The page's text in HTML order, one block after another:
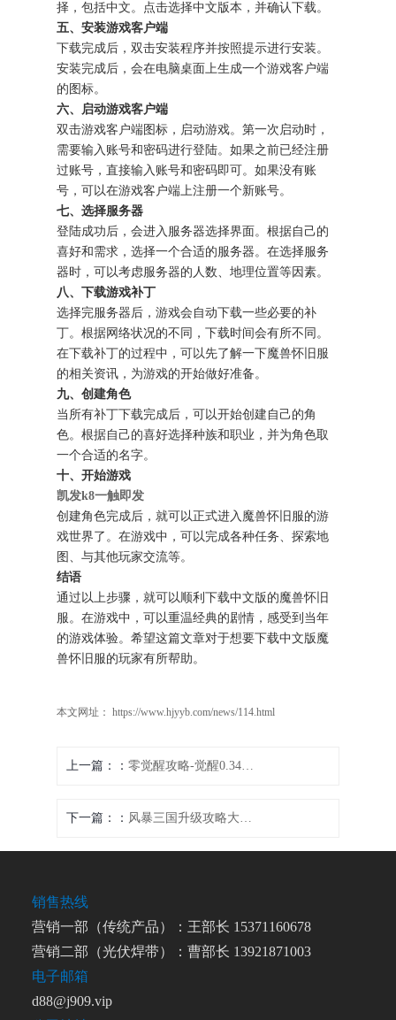
择，包括中文。点击选择中文版本，并确认下载。
五、安装游戏客户端
下载完成后，双击安装程序并按照提示进行安装。
安装完成后，会在电脑桌面上生成一个游戏客户端
的图标。
六、启动游戏客户端
双击游戏客户端图标，启动游戏。第一次启动时，
需要输入账号和密码进行登陆。如果之前已经注册
过账号，直接输入账号和密码即可。如果没有账
号，可以在游戏客户端上注册一个新账号。
七、选择服务器
登陆成功后，会进入服务器选择界面。根据自己的
喜好和需求，选择一个合适的服务器。在选择服务
器时，可以考虑服务器的人数、地理位置等因素。
八、下载游戏补丁
选择完服务器后，游戏会自动下载一些必要的补
丁。根据网络状况的不同，下载时间会有所不同。
在下载补丁的过程中，可以先了解一下魔兽怀旧服
的相关资讯，为游戏的开始做好准备。
九、创建角色
当所有补丁下载完成后，可以开始创建自己的角
色。根据自己的喜好选择种族和职业，并为角色取
一个合适的名字。
十、开始游戏
凯发k8一触即发
创建角色完成后，就可以正式进入魔兽怀旧服的游
戏世界了。在游戏中，可以完成各种任务、探索地
图、与其他玩家交流等。
结语
通过以上步骤，就可以顺利下载中文版的魔兽怀旧
服。在游戏中，可以重温经典的剧情，感受到当年
的游戏体验。希望这篇文章对于想要下载中文版魔
兽怀旧服的玩家有所帮助。
本文网址： https://www.hjyyb.com/news/114.html
上一篇： 零觉醒攻略-觉醒0.34b：零觉醒：破晓之旅，无垠潜力逐一解锁
下一篇： 风暴三国升级攻略大揭秘
销售热线
营销一部（传统产品）：王部长 15371160678
营销二部（光伏焊带）：曹部长 13921871003
电子邮箱
d88@j909.vip